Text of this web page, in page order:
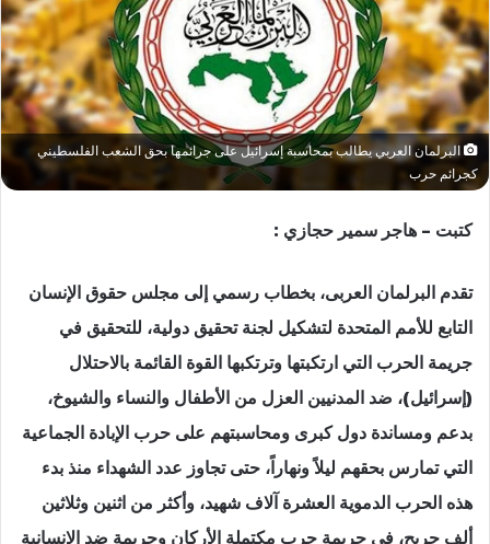
البرلمان العربي يطالب بمحاسبة إسرائيل على جرائمها بحق الشعب الفلسطيني
كجرائم حرب
كتبت – هاجر سمير حجازي :
تقدم البرلمان العربى، بخطاب رسمي إلى مجلس حقوق الإنسان
التابع للأمم المتحدة لتشكيل لجنة تحقيق دولية، للتحقيق في
جريمة الحرب التي ارتكبتها وترتكبها القوة القائمة بالاحتلال
(إسرائيل)، ضد المدنيين العزل من الأطفال والنساء والشيوخ،
بدعم ومساندة دول كبرى ومحاسبتهم على حرب الإبادة الجماعية
التي تمارس بحقهم ليلاً ونهاراً، حتى تجاوز عدد الشهداء منذ بدء
هذه الحرب الدموية العشرة آلاف شهيد، وأكثر من اثنين وثلاثين
ألف جريح، في جريمة حرب مكتملة الأركان وجريمة ضد الإنسانية